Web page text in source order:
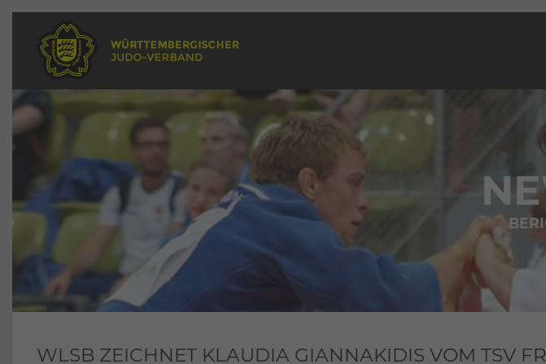
WLSB ZEICHNET KLAUDIA GIANNAKIDIS VOM TSV